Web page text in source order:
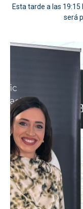
Esta tarde a las
será